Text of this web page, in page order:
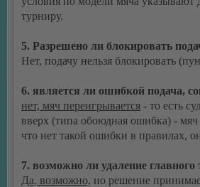
турниру.
5. Разрешено ли блокировать
Нет, подачу нельзя блокировать
6. является ли ошибкой подача,
нет, мяч переигрывается - то есть
вверх (типа обоюдная ошибка) -
что нет такой ошибки в правилах,
7. возможно ли удаление главного
Да, возможно, но решение